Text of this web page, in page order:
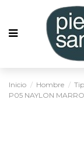
Inicio Hombre
P05 NAYLON